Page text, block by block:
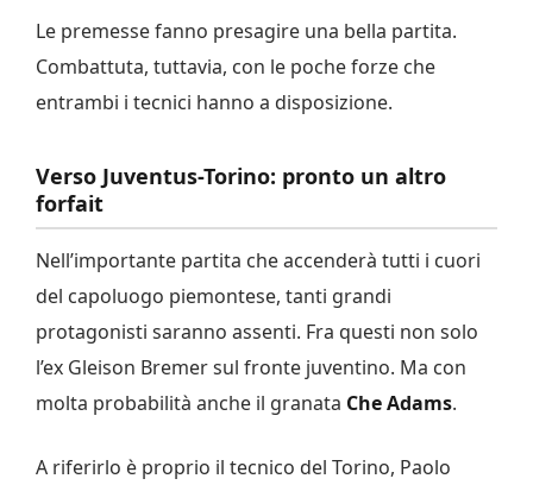
Le premesse fanno presagire una bella partita.
Combattuta, tuttavia, con le poche forze che
entrambi i tecnici hanno a disposizione.
Verso Juventus-Torino: pronto un altro
forfait
Nell’importante partita che accenderà tutti i cuori
del capoluogo piemontese, tanti grandi
protagonisti saranno assenti. Fra questi non solo
l’ex Gleison Bremer sul fronte juventino. Ma con
molta probabilità anche il granata Che Adams.
A riferirlo è proprio il tecnico del Torino, Paolo